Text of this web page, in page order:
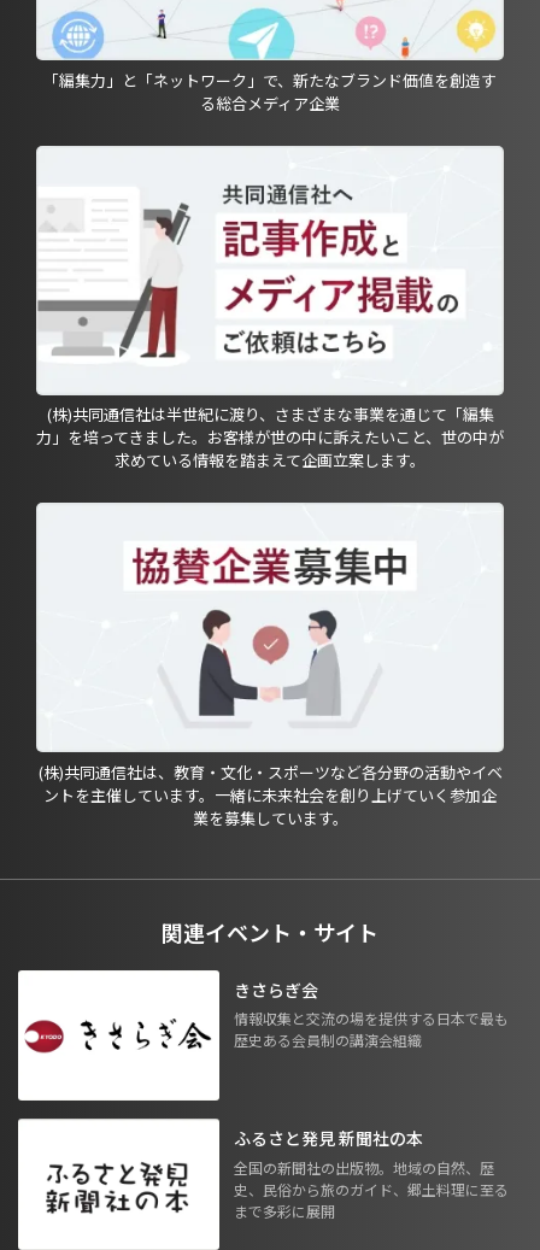
「編集力」と「ネットワーク」で、新たなブランド価値を創造す
る総合メディア企業
(株)共同通信社は半世紀に渡り、さまざまな事業を通じて「編集
力」を培ってきました。お客様が世の中に訴えたいこと、世の中が
求めている情報を踏まえて企画立案します。
(株)共同通信社は、教育・文化・スポーツなど各分野の活動やイベ
ントを主催しています。一緒に未来社会を創り上げていく参加企
業を募集しています。
関連イベント・サイト
きさらぎ会
情報収集と交流の場を提供する日本で最も
歴史ある会員制の講演会組織
ふるさと発見 新聞社の本
全国の新聞社の出版物。地域の自然、歴
史、民俗から旅のガイド、郷土料理に至る
まで多彩に展開